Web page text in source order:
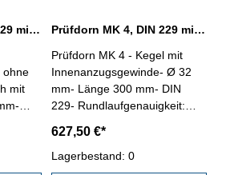
Prüfdorn MK 4, DIN 229 mit Abdrückmutter
ohne
mit
mm-
Prüfdorn MK 4, DIN 229 mit Innenanzugsgewinde
Prüfdorn MK 4 - Kegel mit
Innenanzugsgewinde- Ø 32
mm- Länge 300 mm- DIN
229- Rundlaufgenauigkeit:
mm- Holzetui und
Kalibrierschein auf Anfrage
627,50 €*
Lagerbestand: 0